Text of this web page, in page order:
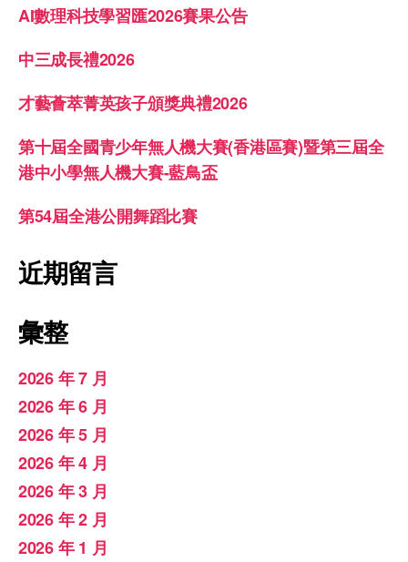
AI數理科技學習匯2026賽果公告
中三成長禮2026
才藝薈萃菁英孩子頒獎典禮2026
第十屆全國青少年無人機大賽(香港區賽)暨第三屆全
港中小學無人機大賽-藍鳥盃
第54屆全港公開舞蹈比賽
近期留言
彙整
2026 年 7 月
2026 年 6 月
2026 年 5 月
2026 年 4 月
2026 年 3 月
2026 年 2 月
2026 年 1 月